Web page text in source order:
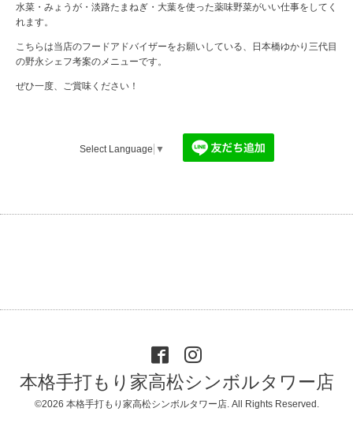
水菜・みょうが・淡路たまねぎ・大葉を使った薬味野菜がいい仕事をしてく
れます。
こちらは当店のフードアドバイザーをお願いしている、日本橋ゆかり三代目
の野永シェフ考案のメニューです。
ぜひ一度、ご賞味ください！
Select Language ▼
本格手打もり家高松シンボルタワー店
©2026 本格手打もり家高松シンボルタワー店. All Rights Reserved.